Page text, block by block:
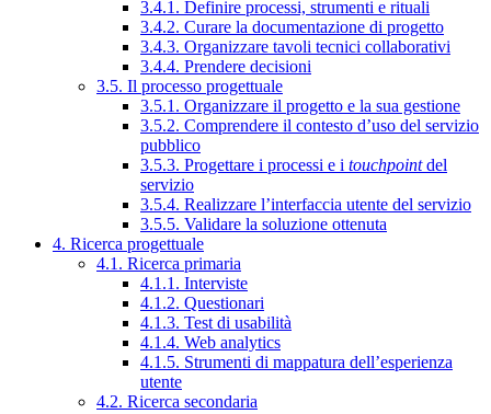
3.4.1. Definire processi, strumenti e rituali
3.4.2. Curare la documentazione di progetto
3.4.3. Organizzare tavoli tecnici collaborativi
3.4.4. Prendere decisioni
3.5. Il processo progettuale
3.5.1. Organizzare il progetto e la sua gestione
3.5.2. Comprendere il contesto d’uso del servizio
pubblico
3.5.3. Progettare i processi e i touchpointdel
servizio
3.5.4. Realizzare l’interfaccia utente del servizio
3.5.5. Validare la soluzione ottenuta
4. Ricerca progettuale
4.1. Ricerca primaria
4.1.1. Interviste
4.1.2. Questionari
4.1.3. Test di usabilità
4.1.4. Web analytics
4.1.5. Strumenti di mappatura dell’esperienza
utente
4.2. Ricerca secondaria